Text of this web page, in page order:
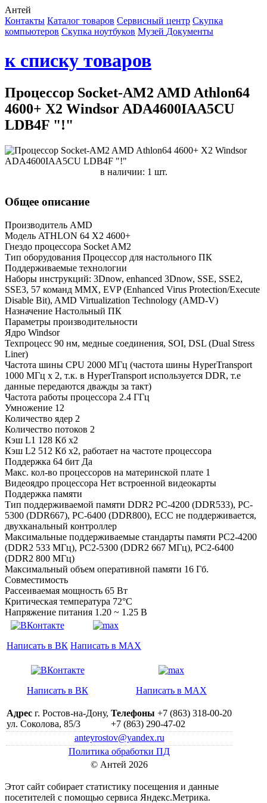
Антей
Контакты Каталог товаров Сервисный центр Cкупка
компьютеров Cкупка ноутбуков Музей Документы
к списку товаров
Процессор Socket-AM2 AMD Athlon64
4600+ X2 Windsor ADA4600IAA5CU
LDB4F "!"
в наличии: 1 шт.
Общее описание
Производитель AMD
Модель ATHLON 64 X2 4600+
Гнездо процессора Socket AM2
Тип оборудования Процессор для настольного ПК
Поддерживаемые технологии
Наборы инструкций: 3Dnow, enhanced 3Dnow, SSE, SSE2,
SSE3, 57 команд MMX, EVP (Enhanced Virus Protection/Execute
Disable Bit), AMD Virtualization Technology (AMD-V)
Назначение Настольный ПК
Параметры производительности
Ядро Windsor
Техпроцесс 90 нм, медные соединения, SOI, DSL (Dual Stress
Liner)
Частота шины CPU 2000 МГц (частота шины HyperTransport
1000 МГц x 2, т.к. в HyperTransport используется DDR, т.е
данные передаются дважды за такт)
Частота работы процессора 2.4 ГГц
Умножение 12
Количество ядер 2
Количество потоков 2
Кэш L1 128 Кб x2
Кэш L2 512 Кб x2, работает на частоте процессора
Поддержка 64 бит Да
Макс. кол-во процессоров на материнской плате 1
Видеоядро процессора Нет встроенной видеокарты
Поддержка памяти
Тип поддерживаемой памяти DDR2 PC-4200 (DDR533), PC-
5300 (DDR667), PC-6400 (DDR800), ECC не поддерживается,
двухканальный контроллер
Максимальные поддерживаемые стандарты памяти PC2-4200
(DDR2 533 МГц), PC2-5300 (DDR2 667 МГц), PC2-6400
(DDR2 800 МГц)
Максимальный объем оперативной памяти 16 Гб.
Совместимость
Рассеиваемая мощность 65 Вт
Критическая температура 72°C
Напряжение питания 1.20 ~ 1.25 В
Написать в ВК Написать в MAX
Написать в ВК Написать в MAX
Адрес г. Ростов-на-Дону,
ул. Соколова, 85/3
Телефоны +7 (863) 318-00-20
+7 (863) 290-47-02
anteyrostov@yandex.ru
Политика обработки ПД
© Антей 2026
Этот сайт собирает статистику посещения и данные
посетителей c помощью сервиса Яндекс.Метрика.